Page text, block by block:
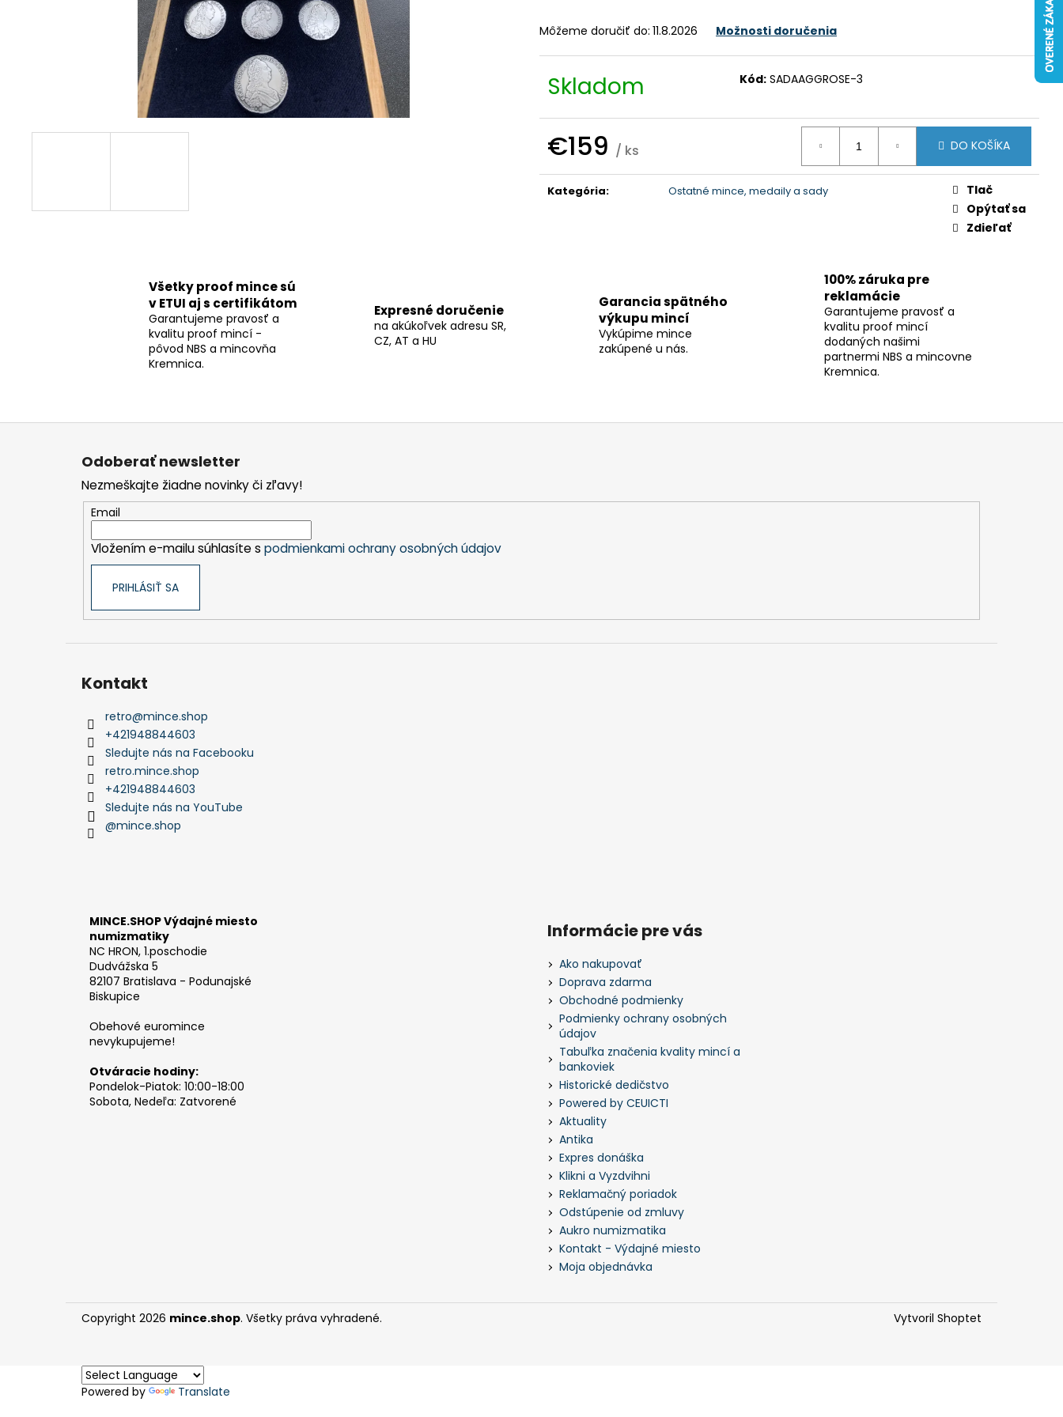
Môžeme doručiť do: 11.8.2026 Možnosti doručenia
Skladom Kód: SADAAGGROSE-3
€159 / ks
cena:
DO KOŠÍKA
Kategória: Ostatné mince, medaily a sady
Tlač
Opýtať sa
Zdieľať
Všetky proof mince sú
v ETUI aj s certifikátom
Garantujeme pravosť a
kvalitu proof mincí -
pôvod NBS a mincovňa
Kremnica.
Expresné doručenie
na akúkoľvek adresu SR,
CZ, AT a HU
Garancia spätného
výkupu mincí
Vykúpime mince
zakúpené u nás.
100% záruka pre
reklamácie
Garantujeme pravosť a
kvalitu proof mincí
dodaných našimi
partnermi NBS a mincovne
Kremnica.
Z
Odoberať newsletter
Nezmeškajte žiadne novinky či zľavy!
Email
Vložením e-mailu súhlasíte s podmienkami ochrany osobných údajov
PRIHLÁSIŤ SA
Kontakt
retro@mince.shop
+421948844603
Sledujte nás na Facebooku
retro.mince.shop
+421948844603
Sledujte nás na YouTube
@mince.shop
MINCE.SHOP Výdajné miesto
numizmatiky
NC HRON, 1.poschodie
Dudvážska 5
82107 Bratislava - Podunajské
Biskupice
Obehové euromince
nevykupujeme!
Otváracie hodiny:
Pondelok-Piatok: 10:00-18:00
Sobota, Nedeľa: Zatvorené
Informácie pre vás
Ako nakupovať
Doprava zdarma
Obchodné podmienky
Podmienky ochrany osobných
údajov
Tabuľka značenia kvality mincí a
bankoviek
Historické dedičstvo
Powered by CEUICTI
Aktuality
Antika
Expres donáška
Klikni a Vyzdvihni
Reklamačný poriadok
Odstúpenie od zmluvy
Aukro numizmatika
Kontakt - Výdajné miesto
Moja objednávka
Vytvoril Shoptet
Copyright 2026 mince.shop. Všetky práva vyhradené.
Powered by Translate